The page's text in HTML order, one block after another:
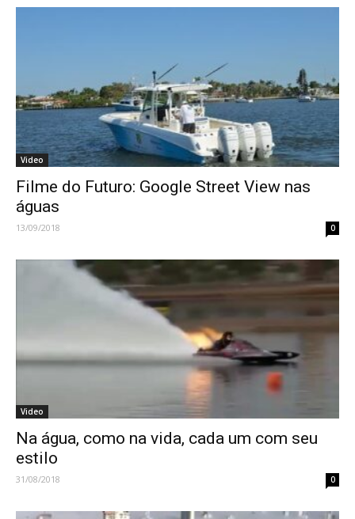
Video
Filme do Futuro: Google Street View nas
águas
13/09/2018 0
Video
Na água, como na vida, cada um com seu
estilo
31/08/2018 0